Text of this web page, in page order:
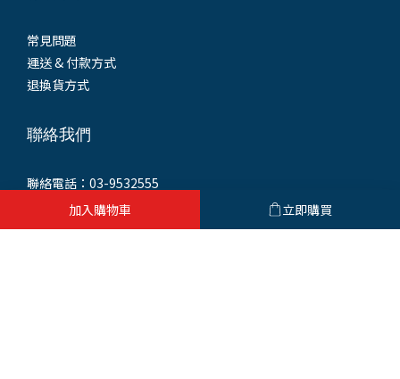
加入購物車 立即購買
常見問題
運送 & 付款方式
退換貨方式
聯絡我們
聯絡電話：03-9532555
統一編號：93552421
門市地址：265 宜蘭縣羅東鎮興東路232號